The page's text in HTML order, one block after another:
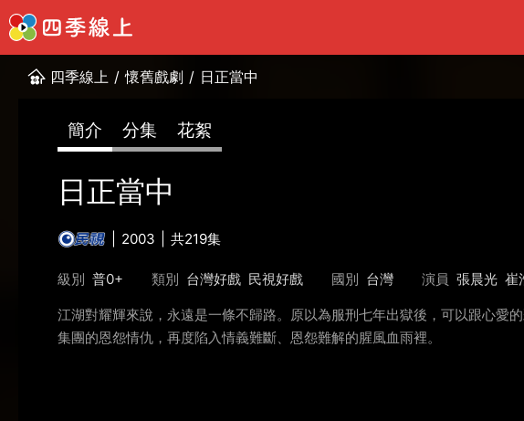
四季線上 / 懷舊戲劇 / 日正當中
簡介 分集 花絮
日正當中
2003 共219集
級別 普0+ 類別 台灣好戲 民視好戲 國別 台灣 演員 張晨光 崔
江湖對耀輝來說，永遠是一條不歸路。原以為服刑七年出獄後，可以跟心愛
集團的恩怨情仇，再度陷入情義難斷、恩怨難解的腥風血雨裡。